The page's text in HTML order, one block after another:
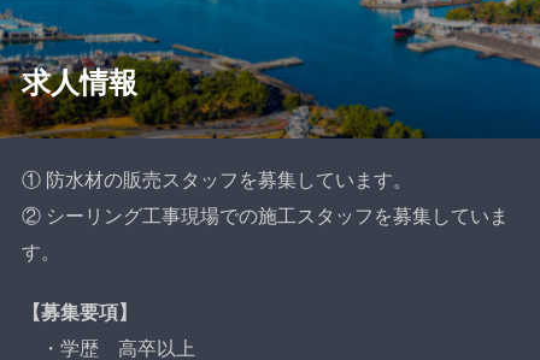
求人情報
① 防水材の販売スタッフを募集しています。
② シーリング工事現場での施工スタッフを募集していま
す。
【募集要項】
・学歴 高卒以上